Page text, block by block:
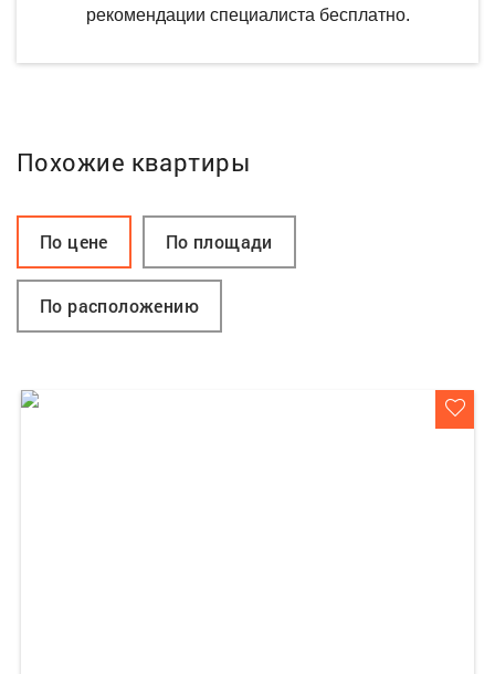
рекомендации специалиста бесплатно.
Похожие квартиры
По цене По площади
По расположению